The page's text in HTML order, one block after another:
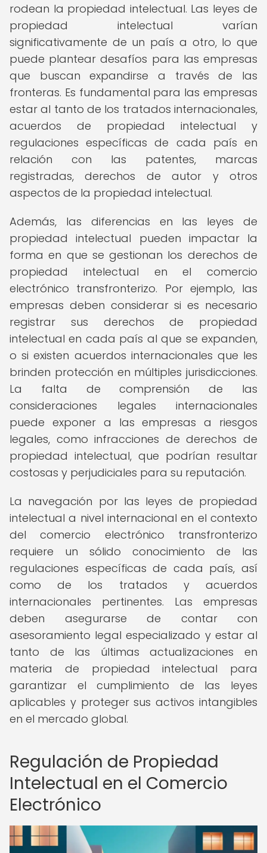
rodean la propiedad intelectual. Las leyes de
propiedad intelectual varían
significativamente de un país a otro, lo que
puede plantear desafíos para las empresas
que buscan expandirse a través de las
fronteras. Es fundamental para las empresas
estar al tanto de los tratados internacionales,
acuerdos de propiedad intelectual y
regulaciones específicas de cada país en
relación con las patentes, marcas
registradas, derechos de autor y otros
aspectos de la propiedad intelectual.
Además, las diferencias en las leyes de
propiedad intelectual pueden impactar la
forma en que se gestionan los derechos de
propiedad intelectual en el comercio
electrónico transfronterizo. Por ejemplo, las
empresas deben considerar si es necesario
registrar sus derechos de propiedad
intelectual en cada país al que se expanden,
o si existen acuerdos internacionales que les
brinden protección en múltiples jurisdicciones.
La falta de comprensión de las
consideraciones legales internacionales
puede exponer a las empresas a riesgos
legales, como infracciones de derechos de
propiedad intelectual, que podrían resultar
costosas y perjudiciales para su reputación.
La navegación por las leyes de propiedad
intelectual a nivel internacional en el contexto
del comercio electrónico transfronterizo
requiere un sólido conocimiento de las
regulaciones específicas de cada país, así
como de los tratados y acuerdos
internacionales pertinentes. Las empresas
deben asegurarse de contar con
asesoramiento legal especializado y estar al
tanto de las últimas actualizaciones en
materia de propiedad intelectual para
garantizar el cumplimiento de las leyes
aplicables y proteger sus activos intangibles
en el mercado global.
Regulación de Propiedad
Intelectual en el Comercio
Electrónico